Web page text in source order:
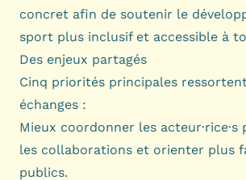
concret afin de soutenir le
sport plus inclusif et accessible à
Des enjeux partagés
Cinq priorités principales
échanges :
Mieux coordonner les
les collaborations et orienter plus
publics.